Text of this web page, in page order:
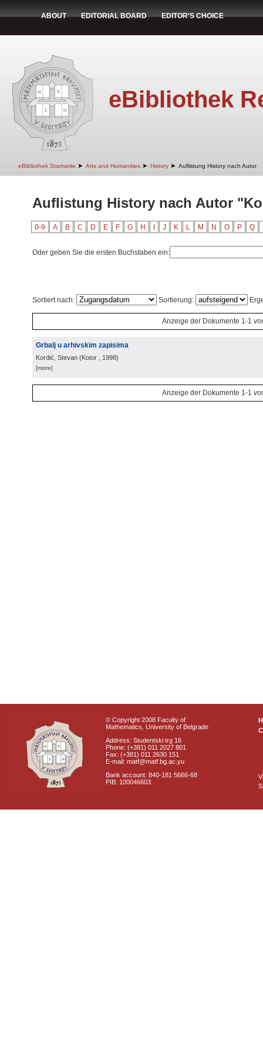
ABOUT EDITORIAL BOARD EDITOR'S CHOICE
eBibliothek
eBibliothek Startseite ➤ Arts and Humanities ➤ History ➤ Auflistung History nach Autor
Auflistung History nach Autor
0-9 A B C D E F G H J K L M N O P Q
Oder geben Sie die ersten Buchstaben ein:
Sortiert nach: Sortierung:
Anzeige der Dokumente 1-1
Grbalj u arhivskim zapisima
Kordić, Stevan (Kotor , 1998)
[more]
Anzeige der Dokumente 1-1
© Copyright 2008 Faculty of
Mathematics, University of Belgrade
Address: Studentski trg 16
Phone: (+381) 011 2027 801
Fax: (+381) 011 2630 151
E-mail: matf@matf.bg.ac.yu
Bank account: 840-181 5666-68
PIB: 100046603